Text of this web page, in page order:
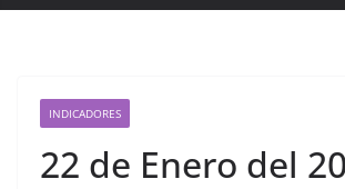
INDICADORES
22 de Enero del